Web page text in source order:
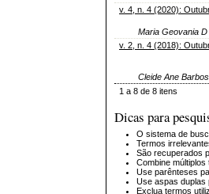
v. 4, n. 4 (2020):
Maria Geovania
v. 2, n. 4 (2018):
Cleide Ane
1 a 8 de 8 itens
Dicas para
O sistema de
Termos
São recuperados
Combine
Use parênteses
Use aspas duplas
Exclua termos